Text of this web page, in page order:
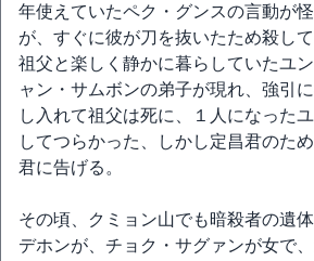
年使えていたペク・グンスの言動が
が、すぐに彼が刀を抜いたため殺して
祖父と楽しく静かに暮らしていたユ
ャン・サムボンの弟子が現れ、強引
し入れて祖父は死に、１人になった
してつらかった、しかし定昌君のた
君に告げる。
その頃、クミョン山でも暗殺者の遺
デホンが、チョク・サグァンが女で